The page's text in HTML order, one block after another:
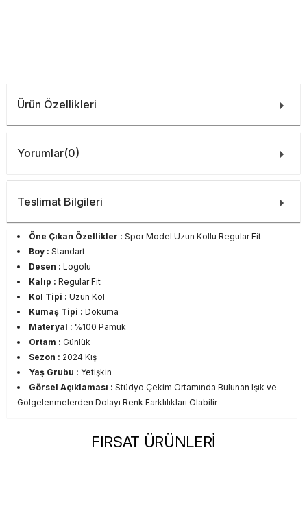
Ürün Özellikleri
Yorumlar(0)
Teslimat Bilgileri
Öne Çıkan Özellikler : Spor Model Uzun Kollu Regular Fit
Boy : Standart
Desen : Logolu
Kalıp : Regular Fit
Kol Tipi : Uzun Kol
Kumaş Tipi : Dokuma
Materyal : %100 Pamuk
Ortam : Günlük
Sezon : 2024 Kış
Yaş Grubu : Yetişkin
Görsel Açıklaması : Stüdyo Çekim Ortamında Bulunan Işık ve
Gölgelenmelerden Dolayı Renk Farklılıkları Olabilir
FIRSAT ÜRÜNLERİ